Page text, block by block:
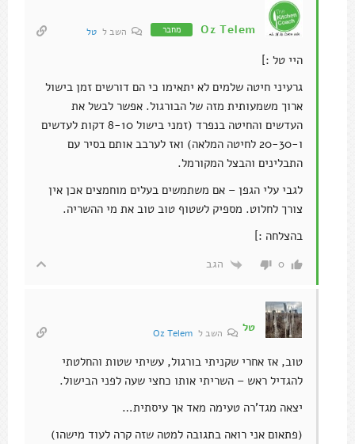
Oz Telem מחבר השב ל טל
היי טל :]
גרעיני חיטה שלמים לא יתאימו כי הם דורשים זמן בישול
ארוך משמעותית מזה של הבורגול. אפשר לבשל את
העדשים והחיטה בנפרד (זמני בישול 8-10 דקות לעדשים
ו-20-30 לחיטה המלאה) ואז לערבב אותם בסיר עם
התבלינים והבצל המקורמל.
לגבי עלי הגפן – אם משתמשים בעלים מוחמצים אכן אין
צורך לחלוט. מספיק לשטוף טוב טוב את מי ההשריה.
בהצלחה :]
0 הגב
טל השב לOz Telem
טוב, אז אחרי שקניתי בורגול, עשיתי שטות והחלטתי
להגדיל ראש – השריתי אותו כחצי שעה לפני הבישול.
יצאה מגד'רה טעימה מאד אך עיסתית…
(פתאום אני רואה בתגובה למטה שזה קרה לעוד מישהו)